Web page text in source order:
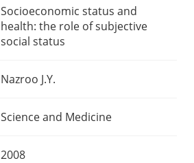
Socioeconomic status and
health: the role of subjective
social status
Nazroo J.Y.
Science and Medicine
2008